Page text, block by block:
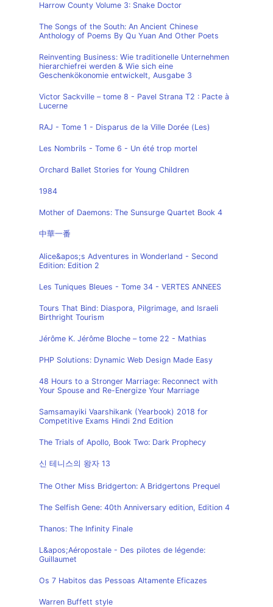
Harrow County Volume 3: Snake Doctor
The Songs of the South: An Ancient Chinese
Anthology of Poems By Qu Yuan And Other Poets
Reinventing Business: Wie traditionelle Unternehmen
hierarchiefrei werden & Wie sich eine
Geschenkökonomie entwickelt, Ausgabe 3
Victor Sackville – tome 8 - Pavel Strana T2 : Pacte à
Lucerne
RAJ - Tome 1 - Disparus de la Ville Dorée (Les)
Les Nombrils - Tome 6 - Un été trop mortel
Orchard Ballet Stories for Young Children
1984
Mother of Daemons: The Sunsurge Quartet Book 4
中華一番
Alice&apos;s Adventures in Wonderland - Second
Edition: Edition 2
Les Tuniques Bleues - Tome 34 - VERTES ANNEES
Tours That Bind: Diaspora, Pilgrimage, and Israeli
Birthright Tourism
Jérôme K. Jérôme Bloche – tome 22 - Mathias
PHP Solutions: Dynamic Web Design Made Easy
48 Hours to a Stronger Marriage: Reconnect with
Your Spouse and Re-Energize Your Marriage
Samsamayiki Vaarshikank (Yearbook) 2018 for
Competitive Exams Hindi 2nd Edition
The Trials of Apollo, Book Two: Dark Prophecy
신 테니스의 왕자 13
The Other Miss Bridgerton: A Bridgertons Prequel
The Selfish Gene: 40th Anniversary edition, Edition 4
Thanos: The Infinity Finale
L&apos;Aéropostale - Des pilotes de légende:
Guillaumet
Os 7 Habitos das Pessoas Altamente Eficazes
Warren Buffett style